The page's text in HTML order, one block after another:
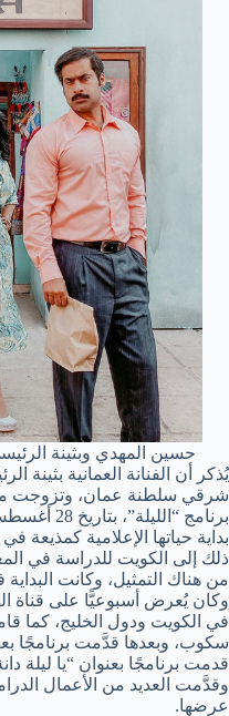
حسين المهدي وبثينة
يُذكر أن الفنانة العمانية
شرقي سلطنة عمان، وتزوجت
بداية حياتها الإعلامية كمذيعة
ذلك إلى الكويت للدراسة في
من هناك التمثيل، وكانت
وكان يُعرض أسبوعيًّا على قناة
في الكويت ودول الخليج، كما
سكوب، وبعدها قدَّمت برنامجًا
قدمت برنامجًا بعنوان “يا ليلة
وقدَّمت العديد من الأعمال
عرضها.